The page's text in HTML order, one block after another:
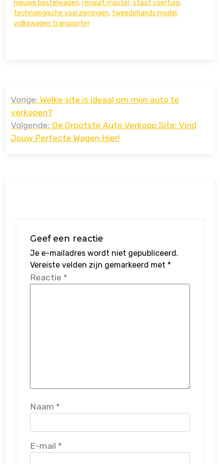
nieuwe bestelwagen,renault master,staat voertuig,
technologische voorzieningen, tweedehands model ,
volkswagen transporter
navigatie
Vorige: Welke site is ideaal om mijn auto te
verkopen?
Volgende: De Grootste Auto Verkoop Site: Vind
Jouw Perfecte Wagen Hier!
Geef een reactie
Je e-mailadres wordt niet gepubliceerd.
Vereiste velden zijn gemarkeerd met *
Reactie *
Naam *
E-mail *